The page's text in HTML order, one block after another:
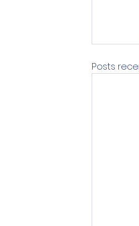
Posts